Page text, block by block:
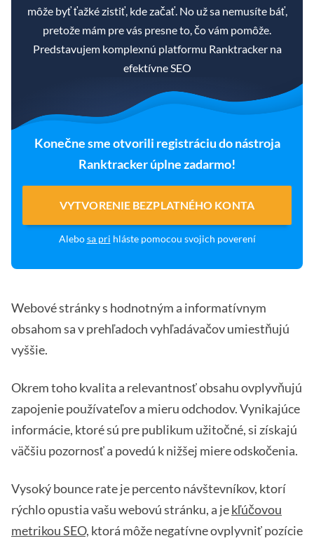
môže byť ťažké zistiť, kde začať. No už sa nemusíte báť,
pretože mám pre vás presne to, čo vám pomôže.
Predstavujem komplexnú platformu Ranktracker na
efektívne SEO
Konečne sme otvorili registráciu do nástroja
Ranktracker úplne zadarmo!
VYTVORENIE BEZPLATNÉHO KONTA
Alebosa pri hláste pomocou svojich poverení
Webové stránky s hodnotným a informatívnym
obsahom sa v prehľadoch vyhľadávačov umiestňujú
vyššie.
Okrem toho kvalita a relevantnosť obsahu ovplyvňujú
zapojenie používateľov a mieru odchodov. Vynikajúce
informácie, ktoré sú pre publikum užitočné, si získajú
väčšiu pozornosť a povedú k nižšej miere odskočenia.
Vysoký bounce rate je percento návštevníkov, ktorí
rýchlo opustia vašu webovú stránku, a jekľúčovou
metrikou SEO, ktorá môže negatívne ovplyvniť pozície